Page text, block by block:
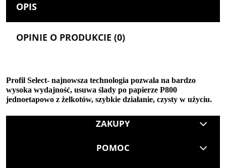
OPIS
OPINIE O PRODUKCIE (0)
Profil Select- najnowsza technologia pozwala na bardzo
wysoka wydajność, usuwa ślady po papierze P800
jednoetapowo z żelkotów, szybkie działanie, czysty w użyciu.
ZAKUPY
POMOC